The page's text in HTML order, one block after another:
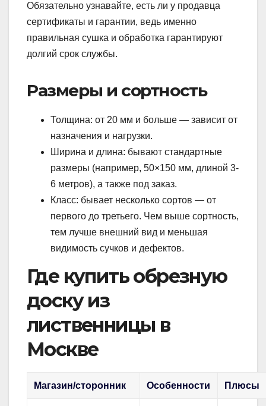
Обязательно узнавайте, есть ли у продавца
сертификаты и гарантии, ведь именно
правильная сушка и обработка гарантируют
долгий срок службы.
Размеры и сортность
Толщина: от 20 мм и больше — зависит от
назначения и нагрузки.
Ширина и длина: бывают стандартные
размеры (например, 50×150 мм, длиной 3-
6 метров), а также под заказ.
Класс: бывает несколько сортов — от
первого до третьего. Чем выше сортность,
тем лучше внешний вид и меньшая
видимость сучков и дефектов.
Где купить обрезную
доску из
лиственницы в
Москве
Магазин/сторонник Особенности Плюсы